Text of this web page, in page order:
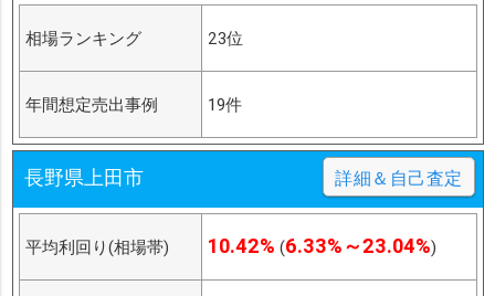
相場ランキング 23位
年間想定売出事例 19件
長野県上田市 詳細＆自己査定
平均利回り(相場帯) 10.42% (6.33%～23.04%)